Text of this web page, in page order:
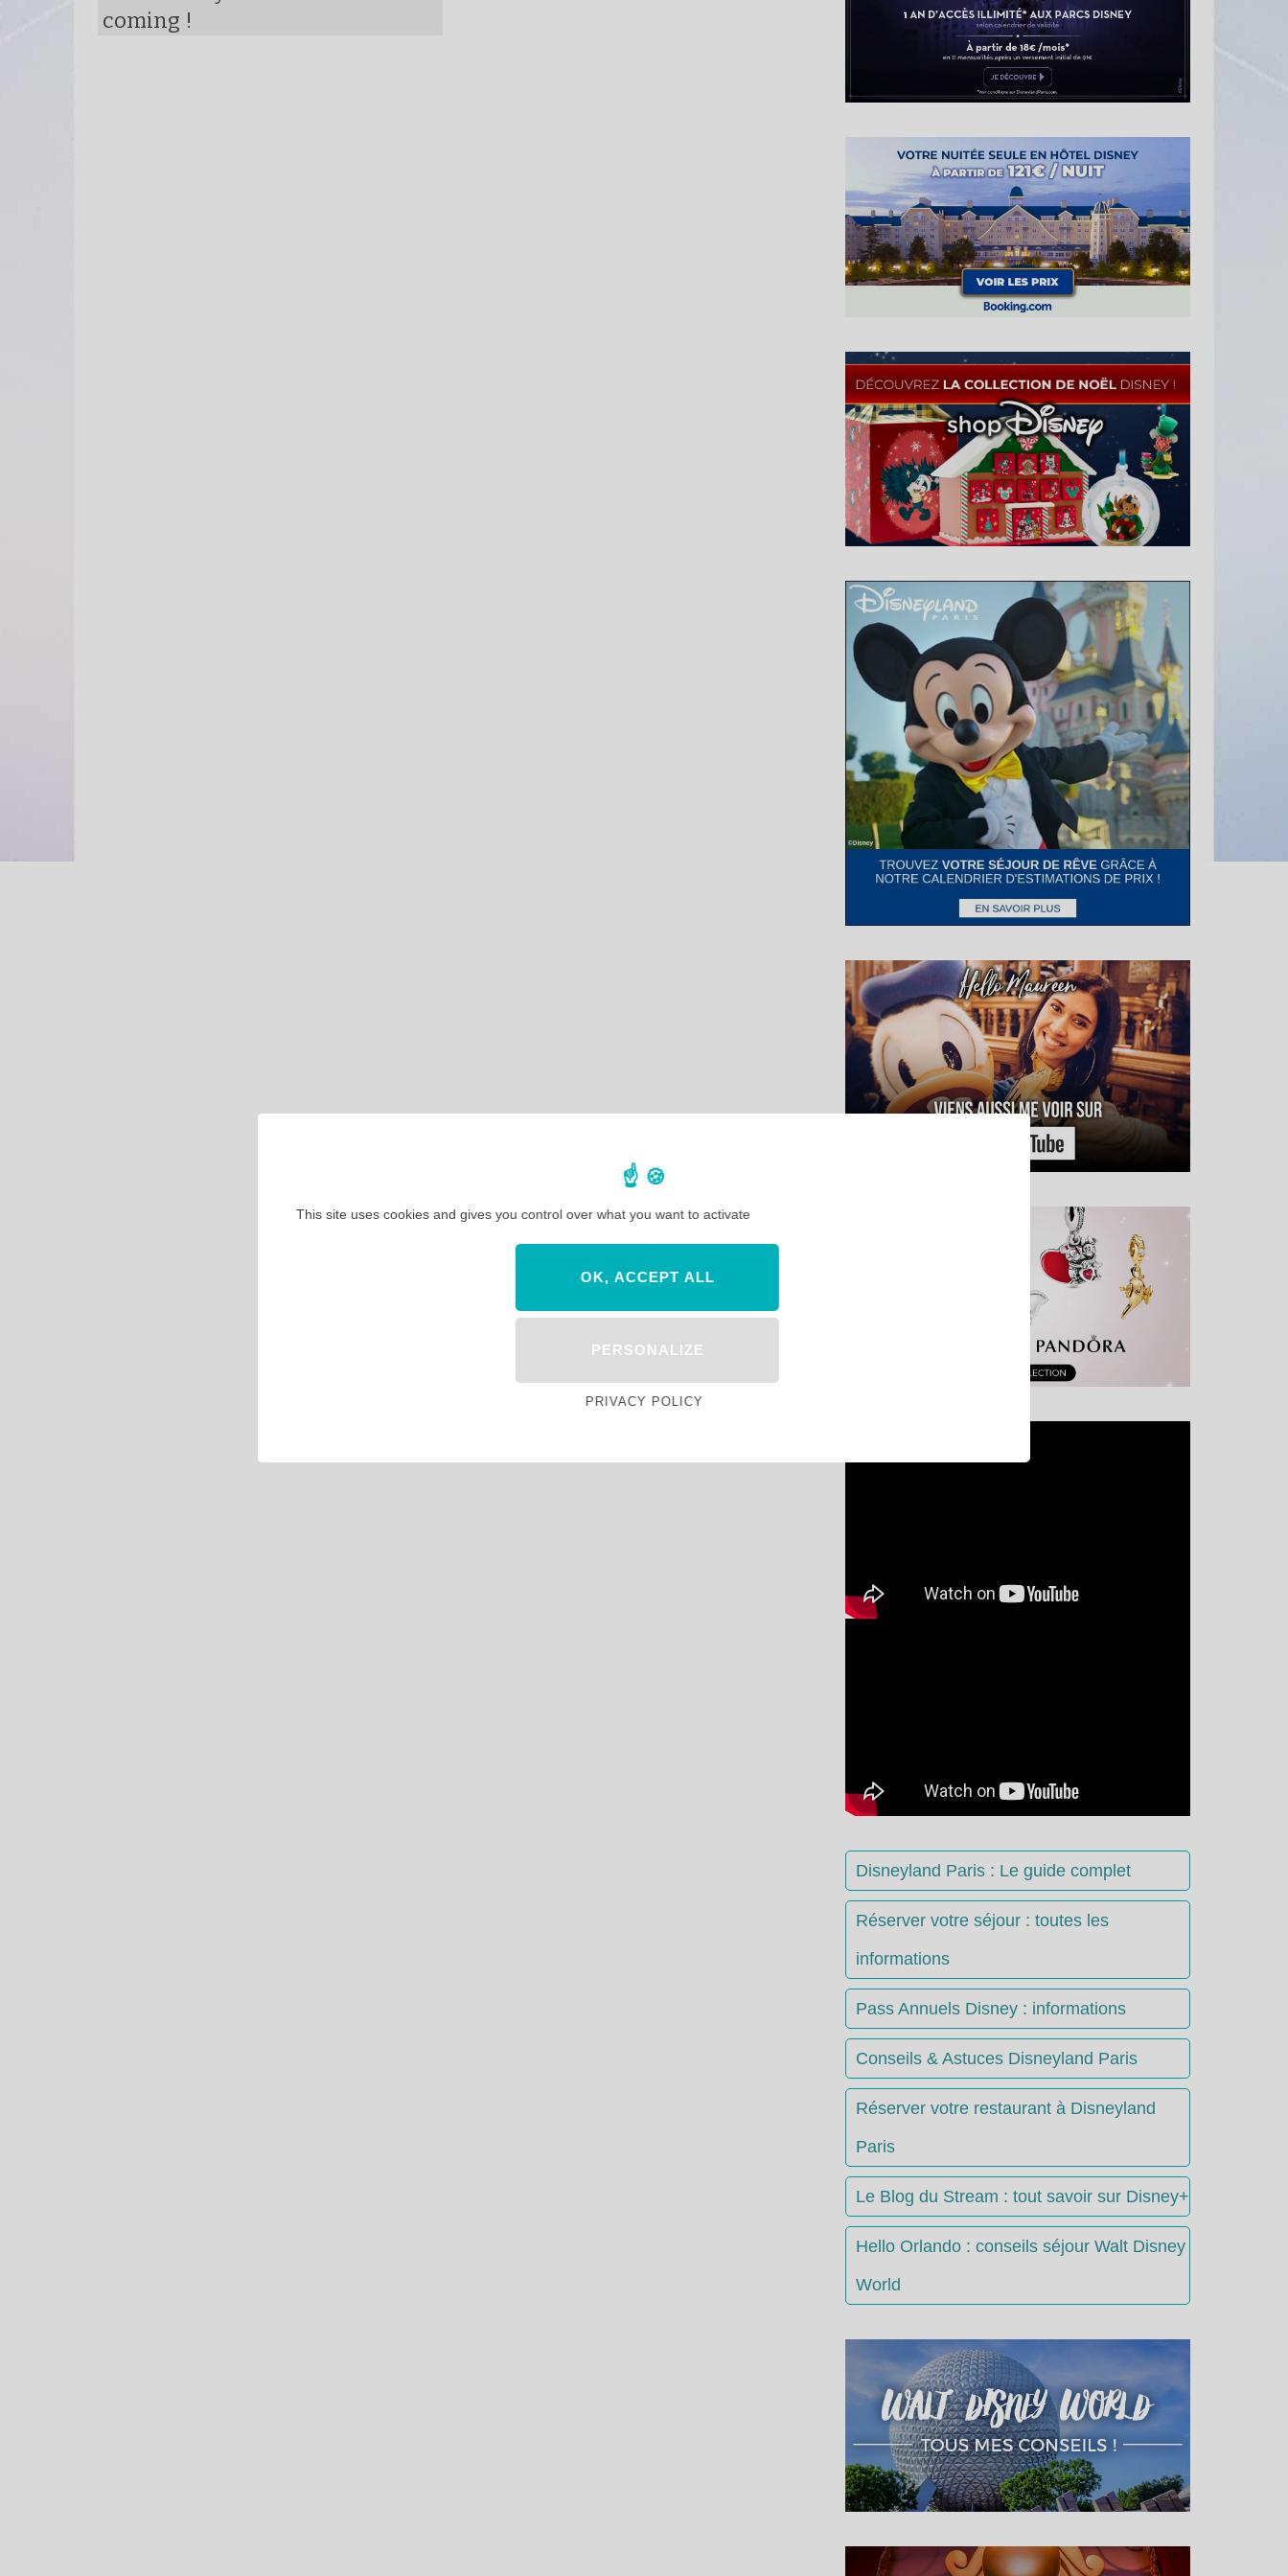
coming !
Disneyland Paris : Le guide complet
Réserver votre séjour : toutes les
informations
Pass Annuels Disney : informations
Conseils & Astuces Disneyland Paris
Réserver votre restaurant à Disneyland
Paris
Le Blog du Stream : tout savoir sur Disney+
Hello Orlando : conseils séjour Walt Disney
World
This site uses cookies and gives you control over what you want to activate
OK, ACCEPT ALL
PERSONALIZE
PRIVACY POLICY